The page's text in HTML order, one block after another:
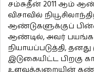
சம்சுதீன் 2011 ஆம்
விசாவில்
ஆண்டுகளுக்குப்
ஆண்டில், அவர்
நியாயப்படுத்தி,
இடுகையிட்ட பிறகு